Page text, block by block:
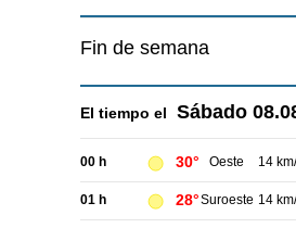
Fin de semana
El tiempo el Sábado
00 h 30° Oeste 14
01 h 28°Suroeste 14